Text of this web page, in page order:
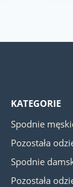
KATEGORIE
Spodnie
Pozostała
Spodnie
Pozostała